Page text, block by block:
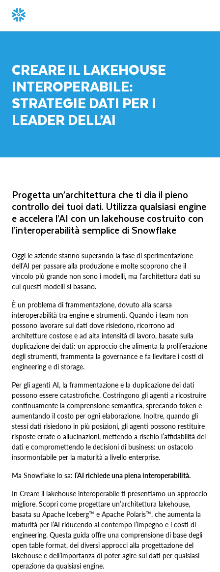
CREARE IL LAKEHOUSE
INTEROPERABILE:
STRATEGIE DATI PER I
LEADER DELL’AI
Progetta un’architettura che ti dia il pieno
controllo dei tuoi dati. Utilizza qualsiasi engine
e accelera l’AI con un lakehouse costruito con
l’interoperabilità semplice di Snowflake
Oggi le aziende stanno superando la fase di sperimentazione
dell’AI per passare alla produzione e molte scoprono che il
vincolo più grande non sono i modelli, ma l’architettura dati su
cui questi modelli si basano.
È un problema di frammentazione, dovuto alla scarsa
interoperabilità tra engine e strumenti. Quando i team non
possono lavorare sui dati dove risiedono, ricorrono ad
architetture costose e ad alta intensità di lavoro, basate sulla
duplicazione dei dati: un approccio che alimenta la proliferazione
degli strumenti, frammenta la governance e fa lievitare i costi di
engineering e di storage.
Per gli agenti AI, la frammentazione e la duplicazione dei dati
possono essere catastrofiche. Costringono gli agenti a ricostruire
continuamente la comprensione semantica, sprecando token e
aumentando il costo per ogni elaborazione. Inoltre, quando gli
stessi dati risiedono in più posizioni, gli agenti possono restituire
risposte errate o allucinazioni, mettendo a rischio l’affidabilità dei
dati e compromettendo le decisioni di business: un ostacolo
insormontabile per la maturità a livello enterprise.
Ma Snowflake lo sa: l’AI richiede una piena interoperabilità.
In Creare il lakehouse interoperabile ti presentiamo un approccio
migliore. Scopri come progettare un’architettura lakehouse,
basata su Apache Iceberg™ e Apache Polaris™, che aumenta la
maturità per l’AI riducendo al contempo l’impegno e i costi di
engineering. Questa guida offre una comprensione di base degli
open table format, dei diversi approcci alla progettazione del
lakehouse e dell’importanza di poter agire sui dati per qualsiasi
operazione da qualsiasi engine.